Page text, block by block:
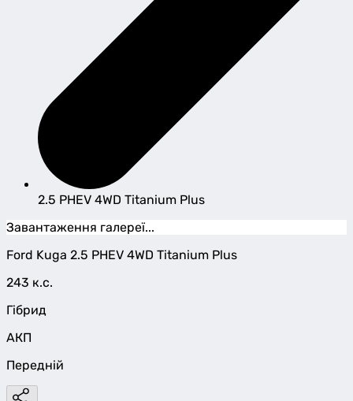
2.5 PHEV 4WD Titanium Plus
Завантаження галереї...
Ford Kuga 2.5 PHEV 4WD Titanium Plus
243 к.с.
Гібрид
АКП
Передній